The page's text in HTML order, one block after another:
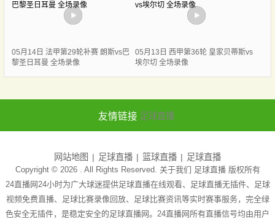
05月14日 法甲第29轮补赛 朗斯vs巴
黎圣日耳曼 全场录像
05月13日 西甲第36轮 皇家贝蒂斯vs
埃尔切 全场录像
友情链接 足球直播
网站地图 足球直播 篮球直播 足球直播
Copyright © 2026 . All Rights Reserved. 关于我们 足球直播版权所有
24直播网24小时为广大球迷提供足球直播在线观看、足球直播无插件、足球
视频免费直播、足球比赛录像回放、足球比赛资讯等实时赛事服务，完全绿
色安全无插件，是稳定安全的足球直播网。24直播网所有直播信号均由用户